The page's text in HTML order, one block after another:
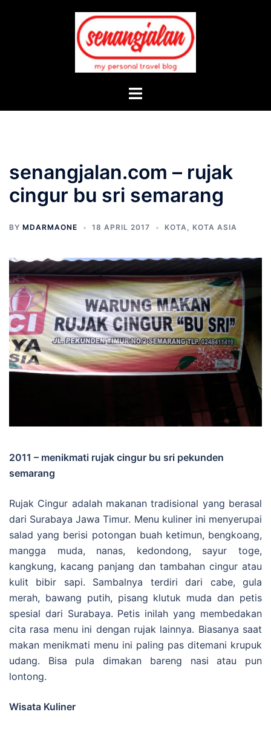
Toggle
senangjalan.com – rujak
cingur bu sri semarang
BY MDARMAONE 18 APRIL 2017 KOTA, KOTA ASIA
2011 – menikmati rujak cingur bu sri pekunden
semarang
Rujak Cingur adalah makanan tradisional yang berasal
dari Surabaya Jawa Timur. Menu kuliner ini menyerupai
salad yang berisi potongan buah ketimun, bengkoang,
mangga muda, nanas, kedondong, sayur toge,
kangkung, kacang panjang dan tambahan cingur atau
kulit bibir sapi. Sambalnya terdiri dari cabe, gula
merah, bawang putih, pisang klutuk muda dan petis
spesial dari Surabaya. Petis inilah yang membedakan
cita rasa menu ini dengan rujak lainnya. Biasanya saat
makan menikmati menu ini paling pas ditemani krupuk
udang. Bisa pula dimakan bareng nasi atau pun
lontong.
Wisata Kuliner